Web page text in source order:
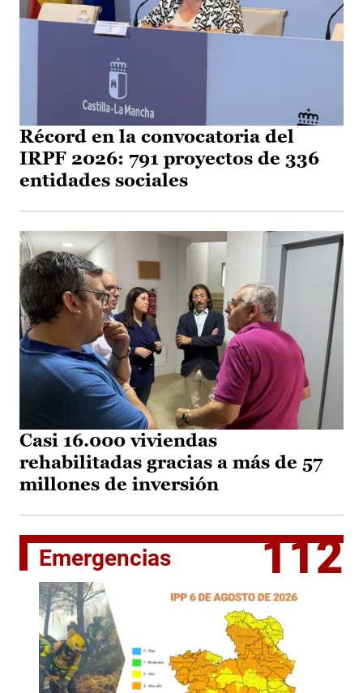
Récord en la convocatoria del
IRPF 2026: 791 proyectos de 336
entidades sociales
Casi 16.000 viviendas
rehabilitadas gracias a más de 57
millones de inversión
Emergencias 112